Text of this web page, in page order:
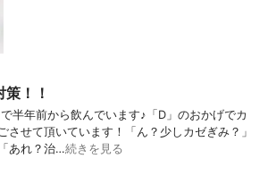
！！
半年前から飲んでいます♪「D」のおかげでカ
させて頂いています！「ん？少しカゼぎみ？」
あれ？治…続きを見る